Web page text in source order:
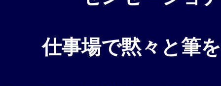
仕事場で黙々と筆